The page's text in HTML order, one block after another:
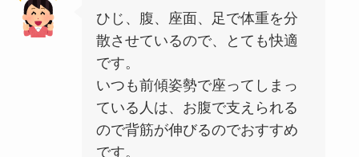
ひじ、腹、座面、足で体重を分
散させているので、とても快適
です。
いつも前傾姿勢で座ってしまっ
ている人は、お腹で支えられる
ので背筋が伸びるのでおすすめ
です。